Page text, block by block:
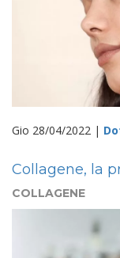
Gio 28/04/2022 |
Collagene, la
COLLAGENE